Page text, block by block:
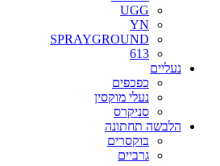
UGG
YN
SPRAYGROUND
613
נעליים
כפכפים
נעלי מוקסין
סניקרס
הלבשה תחתונה
בוקסרים
גרביים